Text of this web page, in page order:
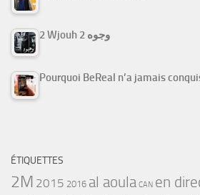
2 Wjouh 2 وجوه
Pourquoi BeReal n’a jamais
ÉTIQUETTES
2M 2015 2016 al aoula CAN en